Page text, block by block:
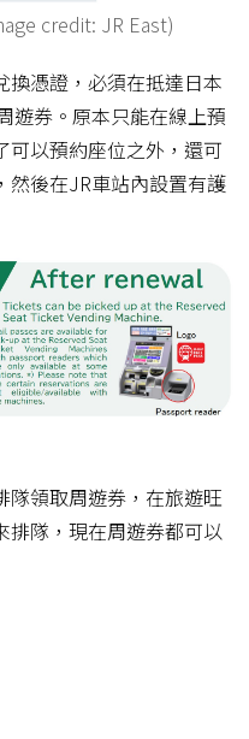
credit: JR East)
換憑證，必須在抵達日本
遊券。原本只能在線上預
可以預約座位之外，還可
然後在JR車站內設置有護
隊領取周遊券，在旅遊旺
排隊，現在周遊券都可以